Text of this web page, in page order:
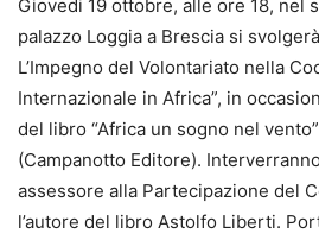
Giovedi 19 ottobre, alle ore 18, nel
palazzo Loggia a Brescia si
L’Impegno del Volontariato nella
Internazionale in Africa”, in
del libro “Africa un sogno nel
(Campanotto Editore).
assessore alla Partecipazione del
l’autore del libro Astolfo Liberti.